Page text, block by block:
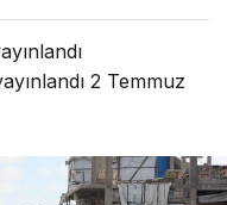
2 Temmuz